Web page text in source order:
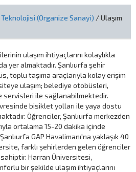
(Organize Sanayi) / Ulaşım
ulaşım ihtiyaçlarını kolaylıkla
yer almaktadır. Şanlıurfa şehir
toplu taşıma araçlarıyla kolay erişim
ulaşım; belediye otobüsleri,
servisleri ile sağlanabilmektedir.
bisiklet yolları ile yaya dostu
Öğrenciler, Şanlıurfa merkezden
ortalama 15-20 dakika içinde
GAP Havalimanı'na yaklaşık 40
farklı şehirlerden gelen öğrenciler
Harran Üniversitesi,
bir şekilde ulaşım ihtiyaçlarını